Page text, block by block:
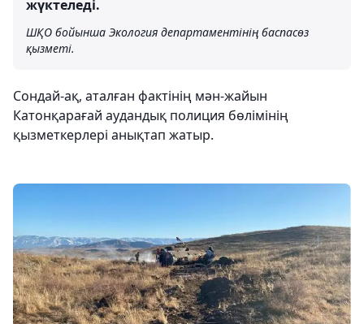
жүктеледі.
ШҚО бойынша Экология департаментінің баспасөз
қызметі.
Сондай-ақ, аталған фактінің мән-жайын
Катонқарағай аудандық полиция бөлімінің
қызметкерлері анықтап жатыр.